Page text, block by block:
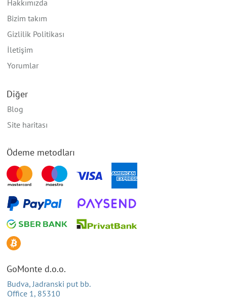
Hakkımızda
Bizim takım
Gizlilik Politikası
İletişim
Yorumlar
Diğer
Blog
Site haritası
Ödeme metodları
GoMonte d.o.o.
Budva, Jadranski put bb.
Office 1, 85310